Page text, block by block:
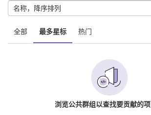
全部 最多星标 热门
名称，降序排列
浏览公共群组以查找要贡献的项